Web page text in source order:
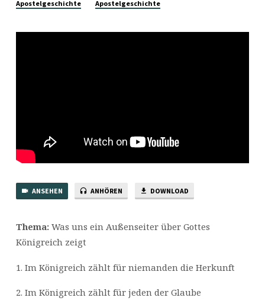
40
Apostelgeschichte
Apostelgeschichte
ANSEHEN ANHÖREN DOWNLOAD
Thema:Was uns ein Außenseiter über Gottes
Königreich zeigt
1. Im Königreich zählt für niemanden die Herkunft
2. Im Königreich zählt für jeden der Glaube